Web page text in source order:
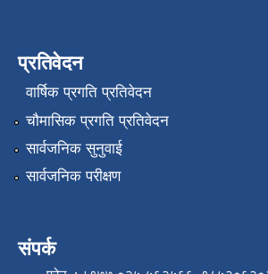
प्रतिवेदन
वार्षिक प्रगति प्रतिवेदन
चौमासिक प्रगति प्रतिवेदन
सार्वजनिक सुनुवाई
सार्वजनिक परीक्षण
संपर्क